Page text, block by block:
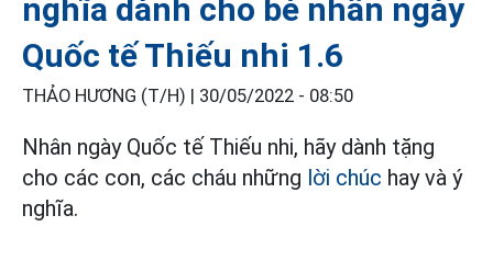
nghĩa dành cho bé nhân ngày
Quốc tế Thiếu nhi 1.6
THẢO HƯƠNG (T/H) | 30/05/2022 - 08:50
Nhân ngày Quốc tế Thiếu nhi, hãy dành tặng
cho các con, các cháu những lời chúc hay và ý
nghĩa.